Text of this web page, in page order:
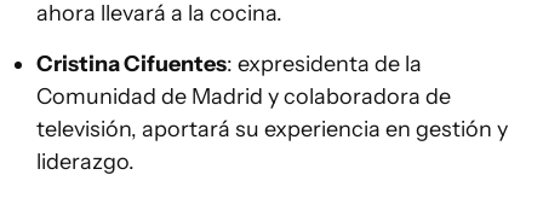
ahora llevará a la cocina.
Cristina Cifuentes: expresidenta de la
Comunidad de Madrid y colaboradora de
televisión, aportará su experiencia en gestión y
liderazgo.